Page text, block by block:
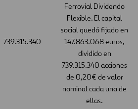
739.315.340
Ferrovial Dividendo
Flexible. El capital
social quedó fijado en
147.863.068 euros,
dividido en
739.315.340 acciones
de 0,20€ de valor
nominal cada una de
ellas.